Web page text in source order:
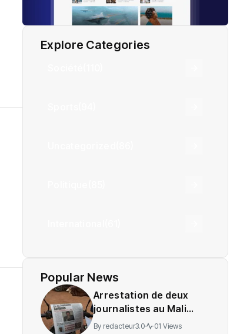
Explore Categories
Popular News
Arrestation de deux
journalistes au Mali
provoque une
By redacteur3.0 01 Views